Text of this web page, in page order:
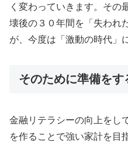
く変わっていきます。その
壊後の３０年間を「失われ
が、今度は「激動の時代」
そのために準備をす
金融リテラシーの向上をし
を作ることで強い家計を目